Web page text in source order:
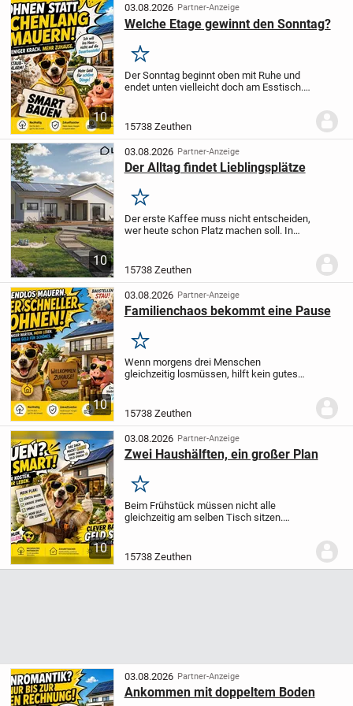
10
03.08.2026 Partner-Anzeige
Welche Etage gewinnt den Sonntag?
Merken
Der Sonntag beginnt oben mit Ruhe und
endet unten vielleicht doch am Esstisch.
Es verbindet zwei Etagen, fünf Zimmer
und...
15738 Zeuthen
10
03.08.2026 Partner-Anzeige
Der Alltag findet Lieblingsplätze
Merken
Der erste Kaffee muss nicht entscheiden,
wer heute schon Platz machen soll. In
ohne Etagenwechsel, dafür mit 106,85
m²...
15738 Zeuthen
10
03.08.2026 Partner-Anzeige
Familienchaos bekommt eine Pause
Merken
Wenn morgens drei Menschen
gleichzeitig losmüssen, hilft kein gutes
Einfamilienhaus in Zeuthen verbindet
15738 Zeuthen
10
03.08.2026 Partner-Anzeige
Zwei Haushälften, ein großer Plan
Merken
Beim Frühstück müssen nicht alle
gleichzeitig am selben Tisch sitzen.
Etagen und 242 m² Wohnfläche verbindet
15738 Zeuthen
03.08.2026 Partner-Anzeige
Ankommen mit doppeltem Boden